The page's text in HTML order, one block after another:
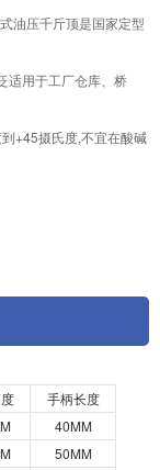
油压千斤顶是国家定型
适用于工厂仓库、桥
+45摄氏度,不宜在酸碱
手柄长度
40MM
50MM